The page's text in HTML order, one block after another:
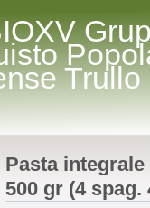
Trullo
Pasta
500 gr (4